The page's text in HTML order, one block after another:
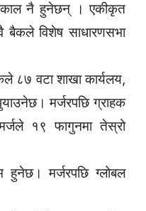
ढकाल नै हुनेछन् । एकीकृत
बैकले विशेष साधारणसभा
८७ वटा शाखा कार्यलय,
मर्जरपछि ग्राहक
१९ फागुनमा तेस्रो
मर्जरपछि ग्लोबल